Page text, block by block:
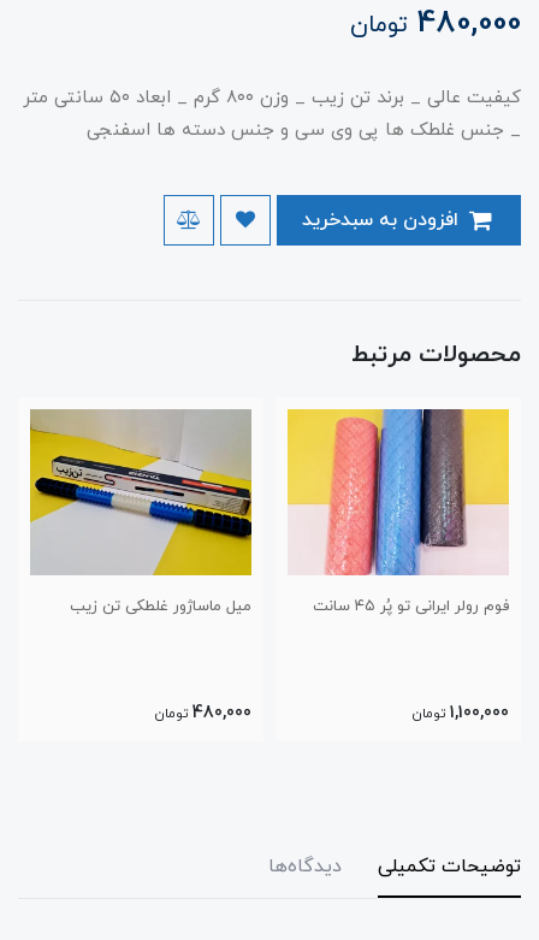
480,000 تومان
کیفیت عالی _ برند تن زیب _ وزن ۸۰۰ گرم _ ابعاد ۵۰ سانتی متر
_ جنس غلطک ها پی وی سی و جنس دسته ها اسفنجی
محصولات مرتبط
میل ماساژور غلطکی تن زیب
480,000 تومان
فوم رولر خارجی
950,000 تومان
توضیحات تکمیلی دیدگاه‌ها